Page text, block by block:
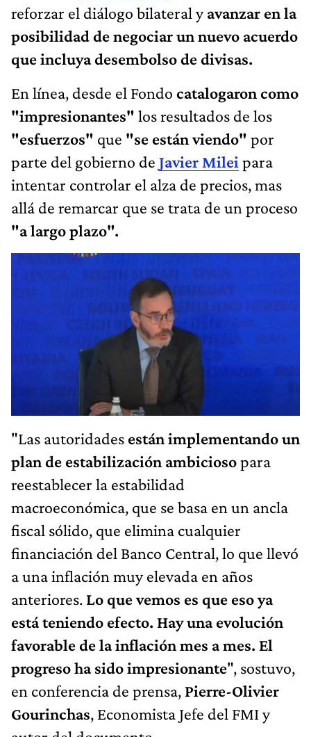
reforzar el diálogo bilateral yavanzar en la
posibilidad de negociar un nuevo acuerdo
que incluya desembolso de divisas.
En línea, desde el Fondo catalogaron como
"impresionantes" los resultados de los
"esfuerzos" que "se están viendo" por
parte del gobierno de Javier Milei para
intentar controlar el alza de precios, mas
allá de remarcar que se trata de un proceso
"a largo plazo".
"Las autoridades están implementando un
plan de estabilización ambiciosopara
reestablecer la estabilidad
macroeconómica, que se basa en un ancla
fiscal sólido, que elimina cualquier
financiación del Banco Central, lo que llevó
a una inflación muy elevada en años
anteriores. Lo que vemos es que eso ya
está teniendo efecto. Hay una evolución
favorable de la inflación mes a mes. El
progreso ha sido impresionante", sostuvo,
en conferencia de prensa, Pierre-Olivier
Gourinchas, Economista Jefe del FMI y